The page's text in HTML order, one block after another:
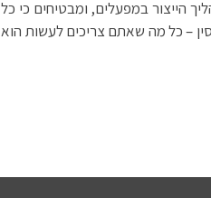
הייצור במפעלים, ומבטיחים כי כל
– כל מה שאתם צריכים לעשות הוא